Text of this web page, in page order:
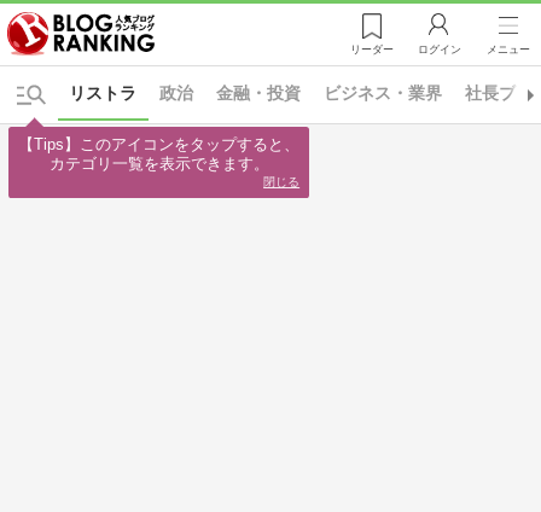
リーダー ログイン メニュー
政治 金融・投資 ビジネス・業界 社長ブロ
リストラ
【Tips】このアイコンをタップすると、
カテゴリ一覧を表示できます。
閉じる